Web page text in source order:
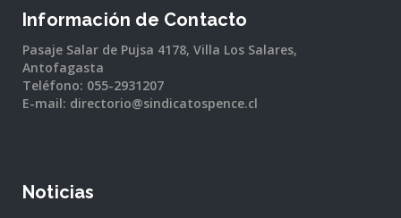
Información de Contacto
Pasaje Salar de Pujsa 4178, Villa Los Salares,
Antofagasta
Teléfono: 055-2931207
E-mail: directorio@sindicatospence.cl
Noticias